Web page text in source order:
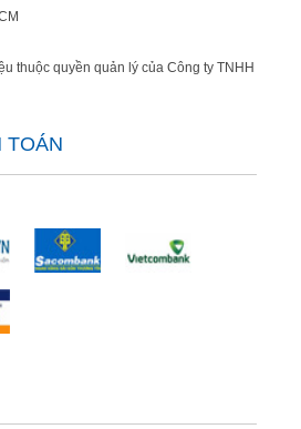
thuộc quyền quản lý của Công ty TNHH
TOÁN